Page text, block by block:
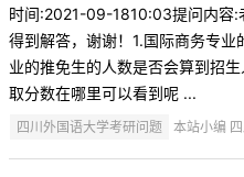
时间:2021-09-1810:03提问内容:
得到解答，谢谢！1.国际商务专
业的推免生的人数是否会算到招
取分数在哪里可以看到呢 ...
四川外国语大学考研问题 本站小编